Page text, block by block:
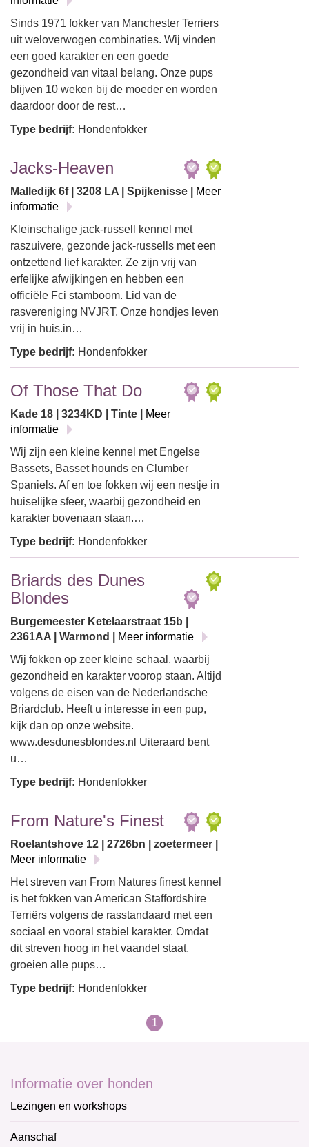
Sinds 1971 fokker van Manchester Terriers
uit weloverwogen combinaties. Wij vinden
een goed karakter en een goede
gezondheid van vitaal belang. Onze pups
blijven 10 weken bij de moeder en worden
daardoor door de rest…
Type bedrijf: Hondenfokker
Jacks-Heaven
Malledijk 6f | 3208 LA | Spijkenisse |
Meer
informatie
Kleinschalige jack-russell kennel met
raszuivere, gezonde jack-russells met een
ontzettend lief karakter. Ze zijn vrij van
erfelijke afwijkingen en hebben een
officiële Fci stamboom. Lid van de
rasvereniging NVJRT. Onze hondjes leven
vrij in huis.in…
Type bedrijf: Hondenfokker
Of Those That Do
Kade 18 | 3234KD | Tinte |
Meer
informatie
Wij zijn een kleine kennel met Engelse
Bassets, Basset hounds en Clumber
Spaniels. Af en toe fokken wij een nestje in
huiselijke sfeer, waarbij gezondheid en
karakter bovenaan staan.…
Type bedrijf: Hondenfokker
Briards des Dunes
Blondes
Burgemeester Ketelaarstraat 15b |
2361AA | Warmond |
Meer informatie
Wij fokken op zeer kleine schaal, waarbij
gezondheid en karakter voorop staan. Altijd
volgens de eisen van de Nederlandsche
Briardclub. Heeft u interesse in een pup,
kijk dan op onze website.
www.desdunesblondes.nl Uiteraard bent
u…
Type bedrijf: Hondenfokker
From Nature's Finest
Roelantshove 12 | 2726bn | zoetermeer |
Meer informatie
Het streven van From Natures finest kennel
is het fokken van American Staffordshire
Terriërs volgens de rasstandaard met een
sociaal en vooral stabiel karakter. Omdat
dit streven hoog in het vaandel staat,
groeien alle pups…
Type bedrijf: Hondenfokker
1
Informatie over honden
Lezingen en workshops
Aanschaf